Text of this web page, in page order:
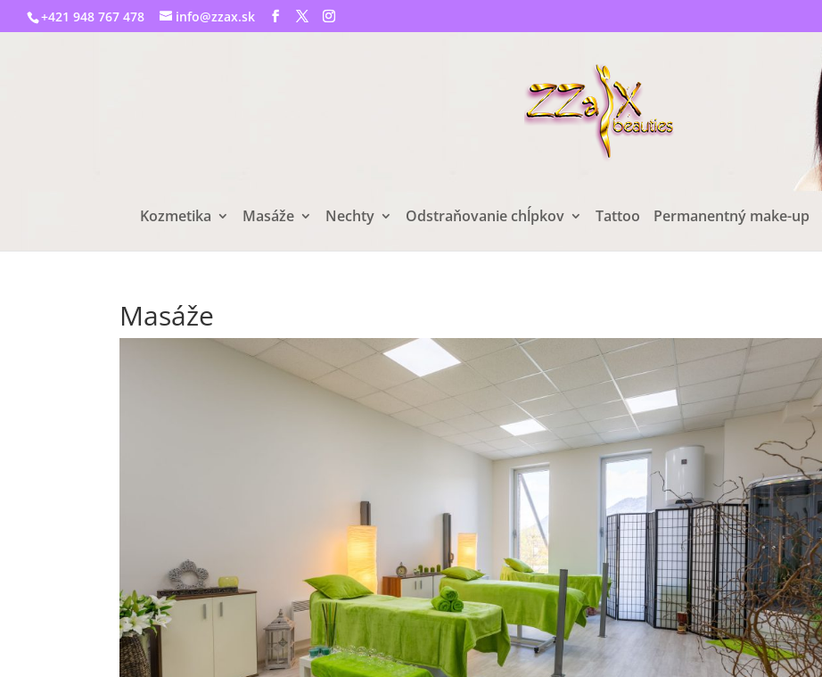
+421 948 767 478 info@zzax.sk
Kozmetika Masáže Nechty Odstraňovanie chĺpkov Tattoo Permanentný make-up
Masáže